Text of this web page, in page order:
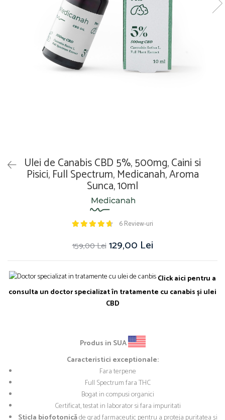
Ulei de Canabis CBD 5%, 500mg, Caini si
Pisici, Full Spectrum, Medicanah, Aroma
Sunca, 10ml
6 Review-uri
159,00 Lei 129,00 Lei
Click aici pentru a
consulta un doctor specializat în tratamente cu canabis și ulei
CBD
Produs in SUA
Caracteristici exceptionale:
Fara terpene
Full Spectrum fara THC
Bogat in compusi organici
Certificat, testat in laborator si fara impuritati
Sticla biofotonicăde grad farmaceutic pentru a proteja puritatea și